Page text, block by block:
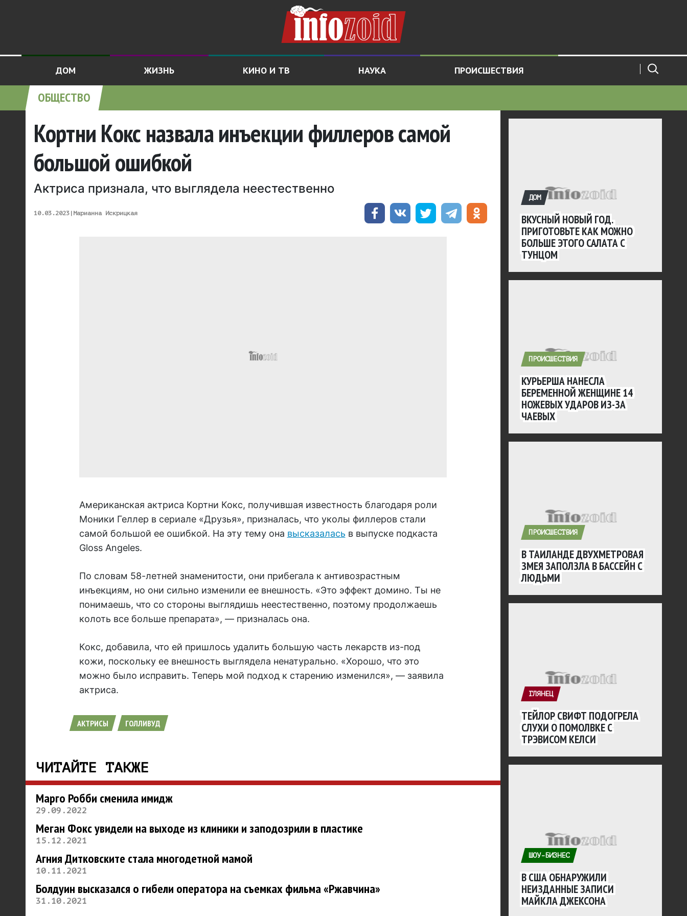
ДОМ ЖИЗНЬ КИНО И ТВ НАУКА ПРОИСШЕСТВИЯ
ОБЩЕСТВО
Кортни Кокс назвала инъекции филлеров самой
большой ошибкой
Актриса признала, что выглядела неестественно
10.03.2023| Марианна Искрицкая
Американская актриса Кортни Кокс, получившая известность благодаря роли
Моники Геллер в сериале «Друзья», призналась, что уколы филлеров стали
самой большой ее ошибкой. На эту тему она высказалась в выпуске подкаста
Gloss Angeles.
По словам 58-летней знаменитости, они прибегала к антивозрастным
инъекциям, но они сильно изменили ее внешность. «Это эффект домино. Ты не
понимаешь, что со стороны выглядишь неестественно, поэтому продолжаешь
колоть все больше препарата», — призналась она.
Кокс, добавила, что ей пришлось удалить большую часть лекарств из-под
кожи, поскольку ее внешность выглядела ненатурально. «Хорошо, что это
можно было исправить. Теперь мой подход к старению изменился», — заявила
актриса.
АКТРИСЫ ГОЛЛИВУД
ЧИТАЙТЕ ТАКЖЕ
Марго Робби сменила имидж
29.09.2022
Меган Фокс увидели на выходе из клиники и заподозрили в пластике
15.12.2021
Агния Дитковските стала многодетной мамой
10.11.2021
Болдуин высказался о гибели оператора на съемках фильма «Ржавчина»
31.10.2021
ДОМ
ВКУСНЫЙ НОВЫЙ ГОД.
ПРИГОТОВЬТЕ КАК МОЖНО
БОЛЬШЕ ЭТОГО САЛАТА С
ТУНЦОМ
ПРОИСШЕСТВИЯ
КУРЬЕРША НАНЕСЛА
БЕРЕМЕННОЙ ЖЕНЩИНЕ 14
НОЖЕВЫХ УДАРОВ ИЗ-ЗА
ЧАЕВЫХ
ПРОИСШЕСТВИЯ
В ТАИЛАНДЕ ДВУХМЕТРОВАЯ
ЗМЕЯ ЗАПОЛЗЛА В БАССЕЙН С
ЛЮДЬМИ
ГЛЯНЕЦ
ТЕЙЛОР СВИФТ ПОДОГРЕЛА
СЛУХИ О ПОМОЛВКЕ С
ТРЭВИСОМ КЕЛСИ
ШОУ-БИЗНЕС
В США ОБНАРУЖИЛИ
НЕИЗДАННЫЕ ЗАПИСИ
МАЙКЛА ДЖЕКСОНА